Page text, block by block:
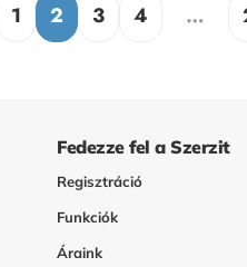
1 2 3 4 …
Fedezze fel a Szerzit
Regisztráció
Funkciók
Áraink